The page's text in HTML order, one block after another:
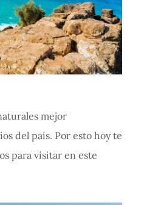
mejor
del país. Por esto hoy te
para visitar en este